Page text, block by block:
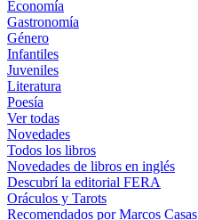
Economía
Gastronomía
Género
Infantiles
Juveniles
Literatura
Poesía
Ver todas
Novedades
Todos los libros
Novedades de libros en inglés
Descubrí la editorial FERA
Oráculos y Tarots
Recomendados por Marcos Casas